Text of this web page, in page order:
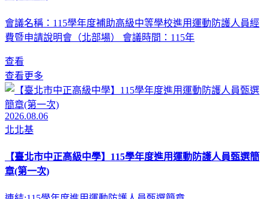
會議名稱：115學年度補助高級中等學校進用運動防護人員經
費暨申請說明會（北部場） 會議時間：115年
查看
查看更多
2026.08.06
北北基
【臺北市中正高級中學】115學年度進用運動防護人員甄選簡
章(第一次)